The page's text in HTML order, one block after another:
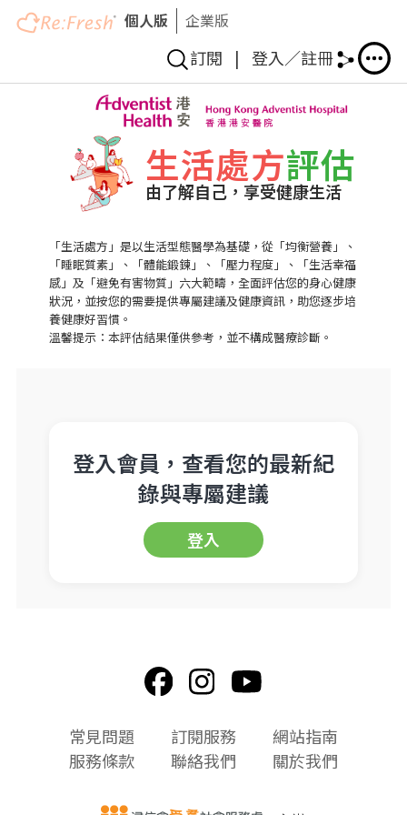
移
個人版 企業版
訂閱 | 登入／註冊
生活處方評估
由了解自己，享受健康生活
「生活處方」是以生活型態醫學為基礎，從「均衡營養」、
「睡眠質素」、「體能鍛鍊」、「壓力程度」、「生活幸福
感」及「避免有害物質」六大範疇，全面評估您的身心健康
狀況，並按您的需要提供專屬建議及健康資訊，助您逐步培
養健康好習慣。
溫馨提示：本評估結果僅供參考，並不構成醫療診斷。
登入會員，查看您的最新紀
錄與專屬建議
登入
常見問題 訂閱服務
網站指南
服務條款
聯絡我們 關於我們